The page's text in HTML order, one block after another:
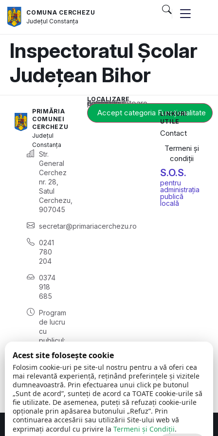
COMUNA CERCHEZU
JudețulConstanța
Inspectoratul Școlar
Județean Bihor
PRIMĂRIA
COMUNEI
CERCHEZU
Județul
Constanța
Str.
General
Cerchez
nr. 28,
Satul
Cerchezu,
907045
secretar@primariacerchezu.ro
0241
780
204
0374
918
685
Program
de lucru
cu
publicul:
08:00 -
16:30
, vineri:
08:00 -
14:00
LOCALIZARE
Acest conținut este blocat până când acceptați categoria corespunzătoare de cookie-uri.
Accept categoria Funcționalitate
LINKURI
UTILE
Contact
Termeni și
condiții
S.O.S.
pentru
administrația
publică
locală
Concept realizat de Big Media Relații Publice SRL
Acest site folosește cookie
Folosim cookie-uri pe site-ul nostru pentru a vă oferi cea
mai relevantă experiență, reținând preferințele și vizitele
dumneavoastră. Prin efectuarea unui click pe butonul
„Sunt de acord”, sunteți de acord ca TOATE cookie-urile să
fie utilizate. De asemenea, puteți să refuzați cookie-urile
opționale prin apăsarea butonului „Refuz”. Prin
continuarea accesării sau utilizării Site-ului web vă
exprimați acordul cu privire la Termeni și Condiții.